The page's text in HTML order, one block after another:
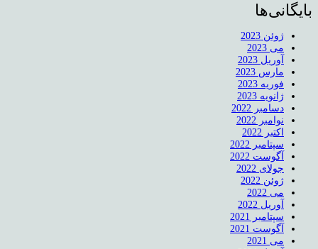
بایگانی‌ها
ژوئن 2023
می 2023
آوریل 2023
مارس 2023
فوریه 2023
ژانویه 2023
دسامبر 2022
نوامبر 2022
اکتبر 2022
سپتامبر 2022
آگوست 2022
جولای 2022
ژوئن 2022
می 2022
آوریل 2022
سپتامبر 2021
آگوست 2021
می 2021